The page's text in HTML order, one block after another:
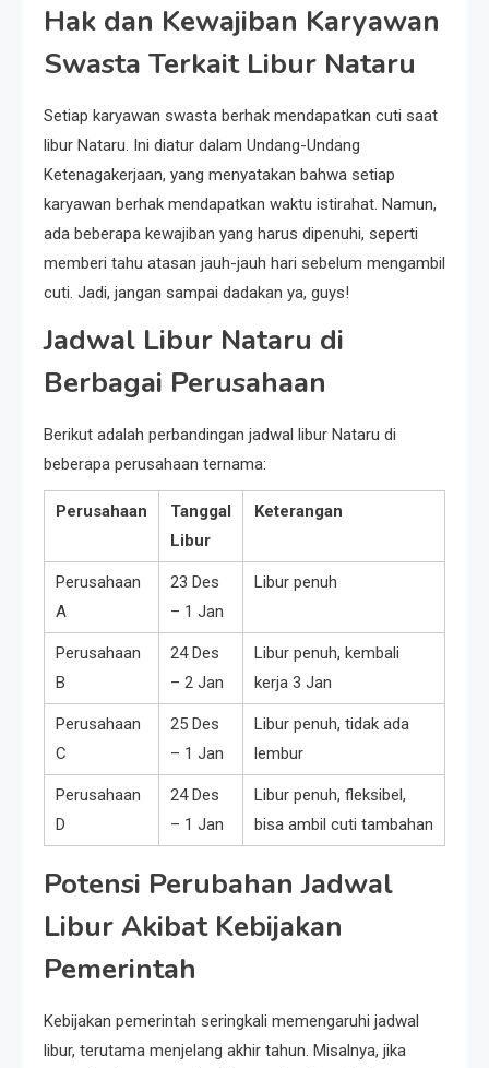
Hak dan Kewajiban Karyawan
Swasta Terkait Libur Nataru
Setiap karyawan swasta berhak mendapatkan cuti saat
libur Nataru. Ini diatur dalam Undang-Undang
Ketenagakerjaan, yang menyatakan bahwa setiap
karyawan berhak mendapatkan waktu istirahat. Namun,
ada beberapa kewajiban yang harus dipenuhi, seperti
memberi tahu atasan jauh-jauh hari sebelum mengambil
cuti. Jadi, jangan sampai dadakan ya, guys!
Jadwal Libur Nataru di
Berbagai Perusahaan
Berikut adalah perbandingan jadwal libur Nataru di
beberapa perusahaan ternama:
Perusahaan
Tanggal
Libur
Keterangan
Perusahaan
A
23 Des
– 1 Jan
Libur penuh
Perusahaan
B
24 Des
– 2 Jan
Libur penuh, kembali
kerja 3 Jan
Perusahaan
C
25 Des
– 1 Jan
Libur penuh, tidak ada
lembur
Perusahaan
D
24 Des
– 1 Jan
Libur penuh, fleksibel,
bisa ambil cuti tambahan
Potensi Perubahan Jadwal
Libur Akibat Kebijakan
Pemerintah
Kebijakan pemerintah seringkali memengaruhi jadwal
libur, terutama menjelang akhir tahun. Misalnya, jika